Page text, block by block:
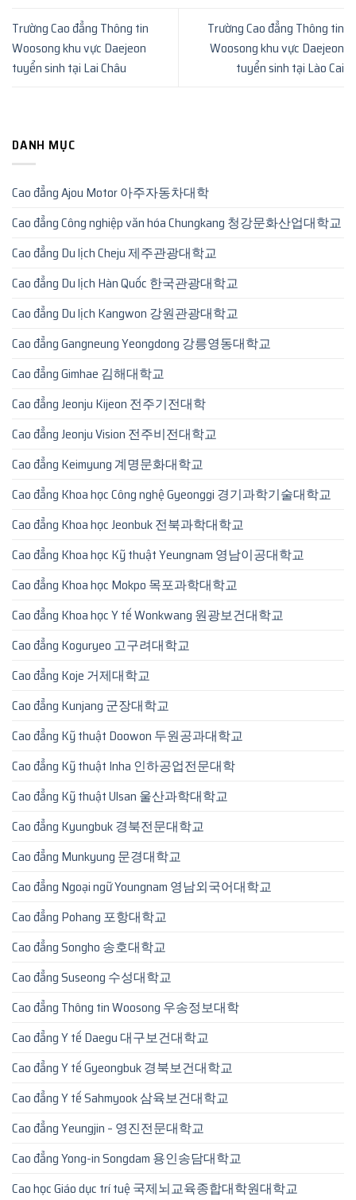
Trường Cao đẳng Thông tin
Woosong khu vực Daejeon
tuyển sinh tại Lai Châu
Trường Cao đẳng Thông tin
Woosong khu vực Daejeon
tuyển sinh tại Lào Cai
DANH MỤC
Cao đẳng Ajou Motor 아주자동차대학
Cao đẳng Công nghiệp văn hóa Chungkang 청강문화산업대학교
Cao đẳng Du lịch Cheju 제주관광대학교
Cao đẳng Du lịch Hàn Quốc 한국관광대학교
Cao đẳng Du lịch Kangwon 강원관광대학교
Cao đẳng Gangneung Yeongdong 강릉영동대학교
Cao đẳng Gimhae 김해대학교
Cao đẳng Jeonju Kijeon 전주기전대학
Cao đẳng Jeonju Vision 전주비전대학교
Cao đẳng Keimyung 계명문화대학교
Cao đẳng Khoa học Công nghệ Gyeonggi 경기과학기술대학교
Cao đẳng Khoa học Jeonbuk 전북과학대학교
Cao đẳng Khoa học Kỹ thuật Yeungnam 영남이공대학교
Cao đẳng Khoa học Mokpo 목포과학대학교
Cao đẳng Khoa học Y tế Wonkwang 원광보건대학교
Cao đẳng Koguryeo 고구려대학교
Cao đẳng Koje 거제대학교
Cao đẳng Kunjang 군장대학교
Cao đẳng Kỹ thuật Doowon 두원공과대학교
Cao đẳng Kỹ thuật Inha 인하공업전문대학
Cao đẳng Kỹ thuật Ulsan 울산과학대학교
Cao đẳng Kyungbuk 경북전문대학교
Cao đẳng Munkyung 문경대학교
Cao đẳng Ngoại ngữ Youngnam 영남외국어대학교
Cao đẳng Pohang 포항대학교
Cao đẳng Songho 송호대학교
Cao đẳng Suseong 수성대학교
Cao đẳng Thông tin Woosong 우송정보대학
Cao đẳng Y tế Daegu 대구보건대학교
Cao đẳng Y tế Gyeongbuk 경북보건대학교
Cao đẳng Y tế Sahmyook 삼육보건대학교
Cao đẳng Yeungjin – 영진전문대학교
Cao đẳng Yong-in Songdam 용인송담대학교
Cao học Giáo dục trí tuệ 국제뇌교육종합대학원대학교